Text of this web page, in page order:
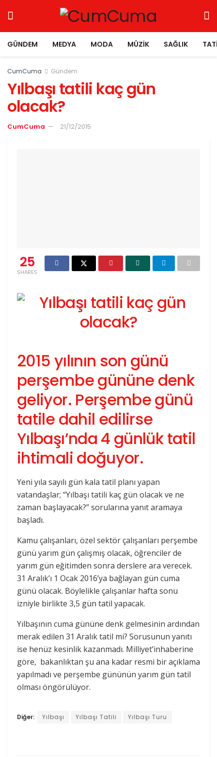
GÜNDEM MEDYA MODA MÜZIK SAĞLIK
CumCuma Gündem
Yılbaşı tatili kaç gün
olacak?
CumCuma 21/12/2015
25
SHARES
2015 yılının son günü
perşembe gününe denk
geliyor. Perşembe günü
tatile dahil edilirse
Yılbaşı’nda 4 günlük tatil
ihtimali doğuyor.
Yeni yıla sayılı gün kala tatil planı yapan
vatandaşlar; “Yılbaşı tatili kaç gün olacak ve ne
zaman başlayacak?” sorularına yanıt aramaya
başladı.
Kamu çalışanları, özel sektör çalışanları perşembe
günü yarım gün çalışmış olacak, öğrenciler de
yarım gün eğitimden sonra derslere ara verecek.
31 Aralık’ı 1 Ocak 2016’ya bağlayan gün cuma
günü olacak. Böylelikle çalışanlar hafta sonu
izniyle birlikte 3,5 gün tatil yapacak.
Yılbaşının cuma gününe denk gelmesinin ardından
merak edilen 31 Aralık tatil mi? Sorusunun yanıtı
ise henüz kesinlik kazanmadı. Milliyet’inhaberine
göre, bakanlıktan şu ana kadar resmi bir açıklama
yapılmadı ve perşembe gününün yarım gün tatil
olması öngörülüyor.
Diğer: Yılbaşı Yılbaşı Tatili Yılbaşı Turu